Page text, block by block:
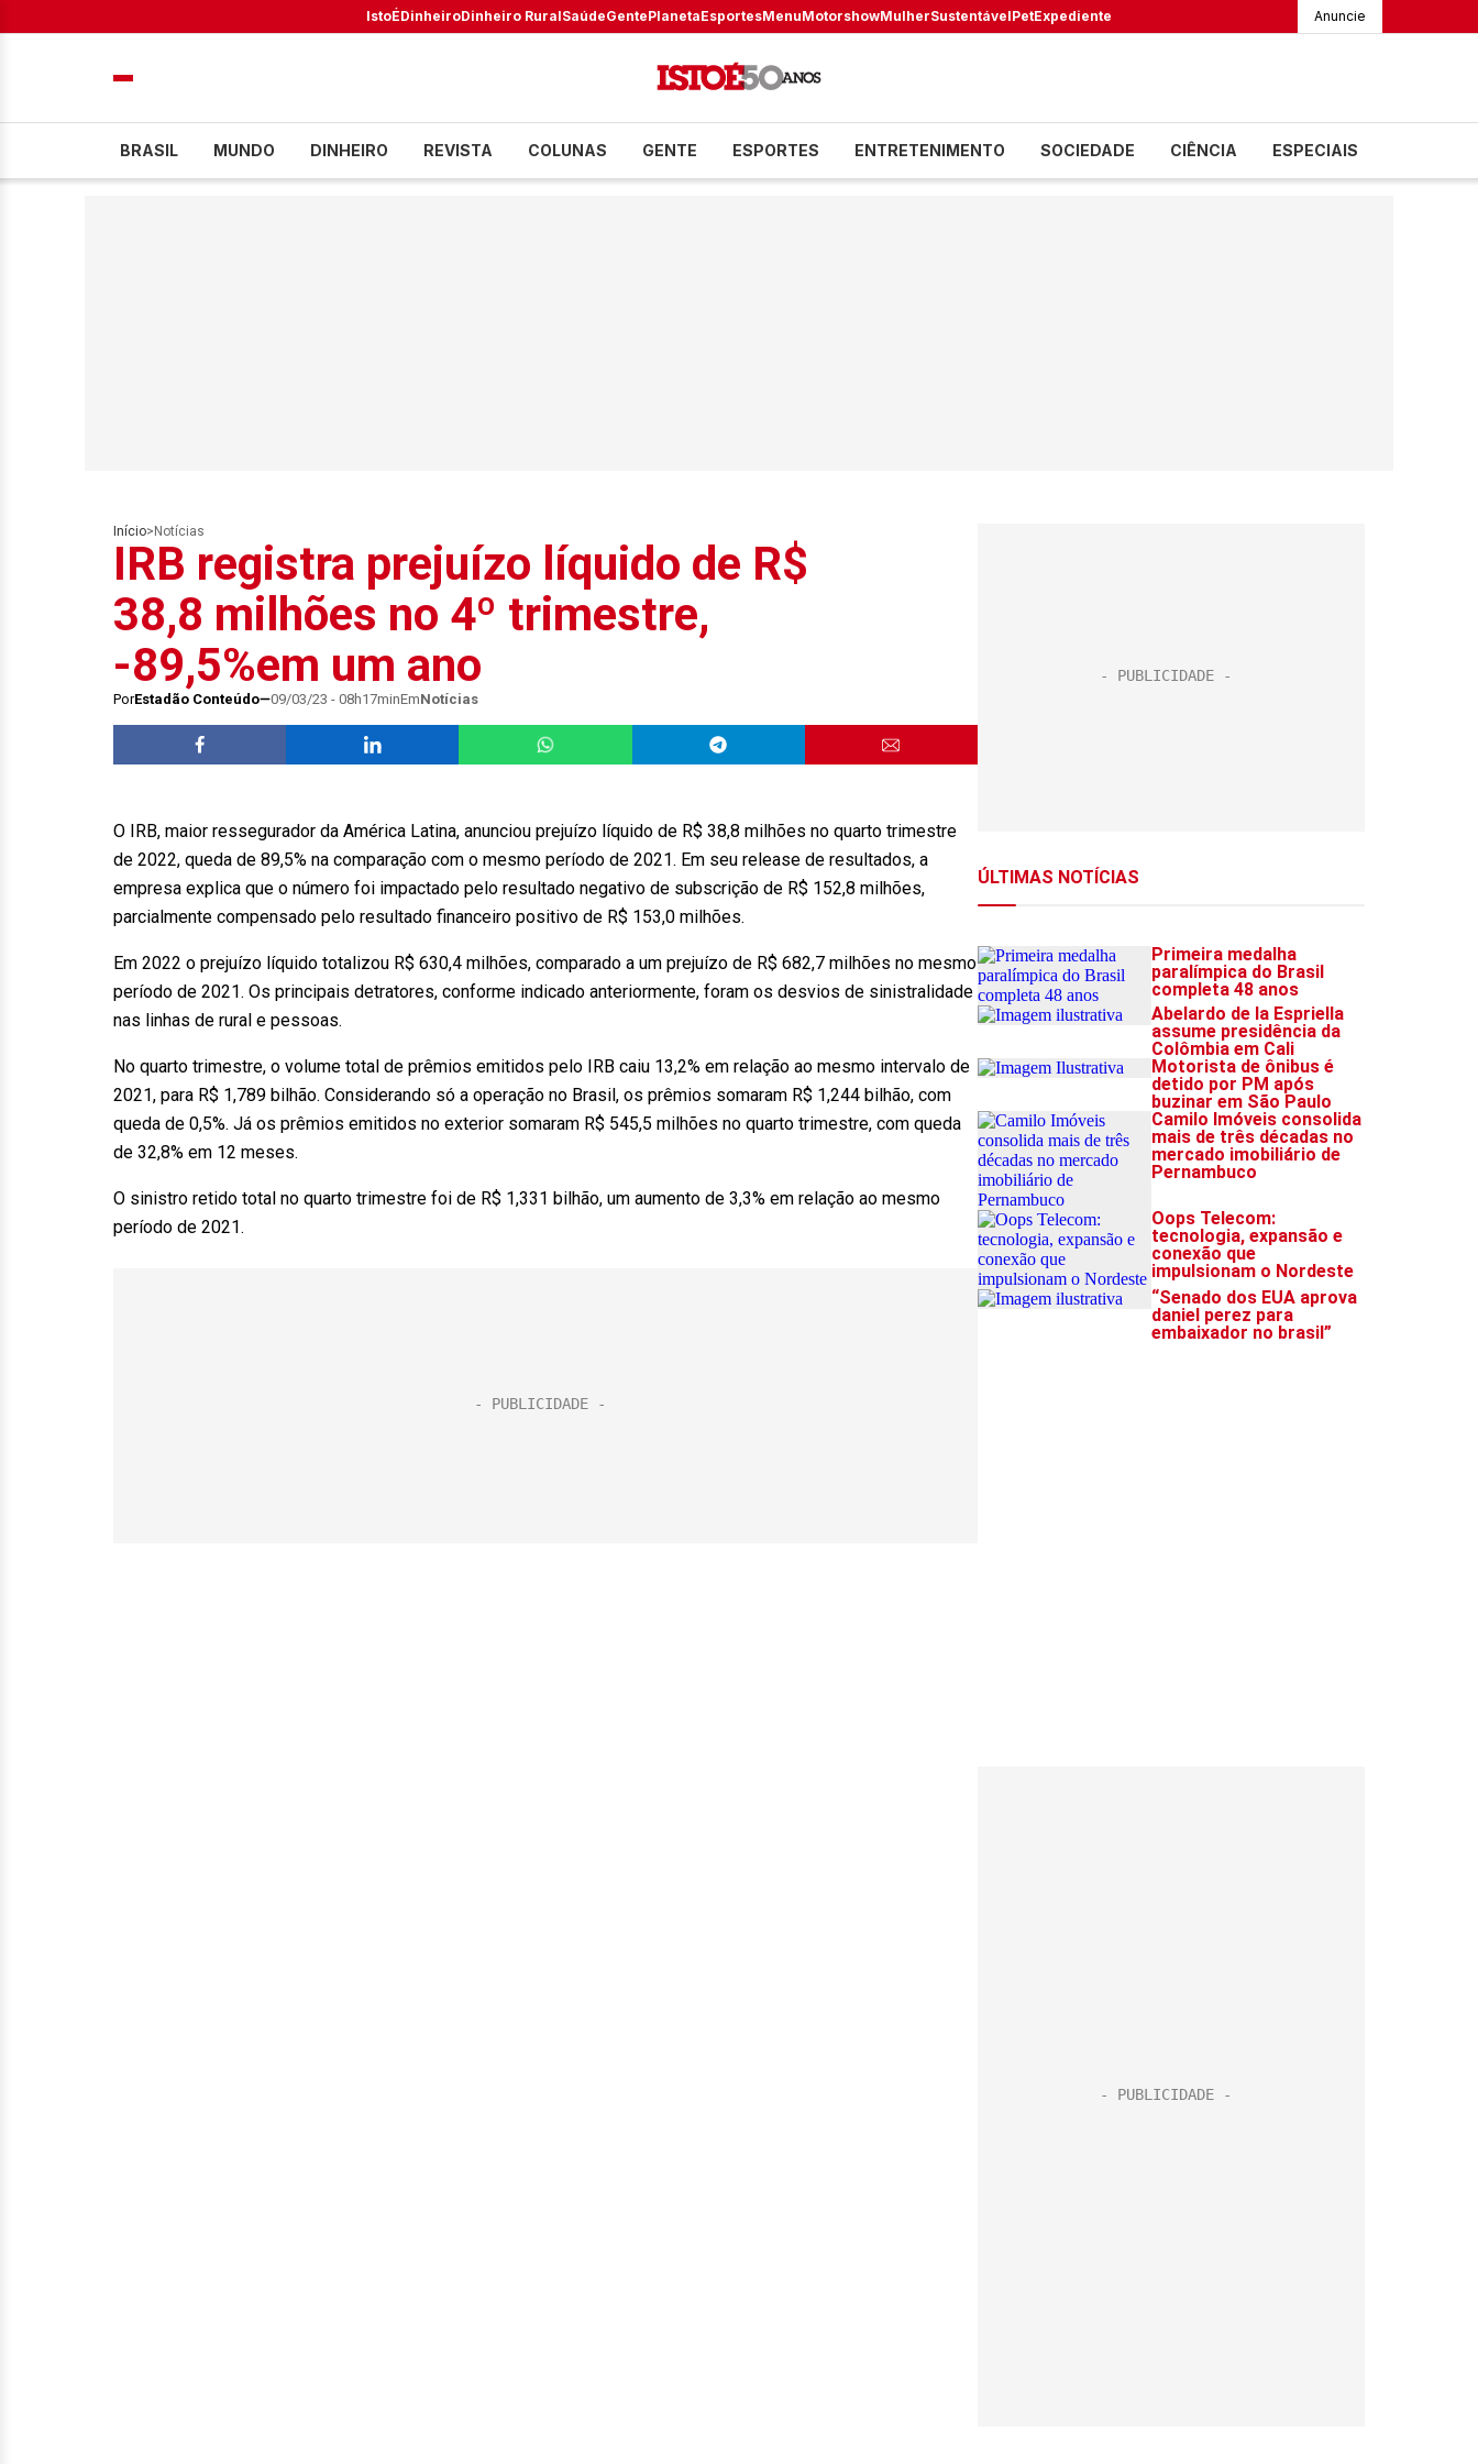
IstoÉDinheiroDinheiro RuralSaúdeGentePlanetaEsportesMenuMotorshowMulherSustentávelPetExpediente Anuncie
BRASIL MUNDO DINHEIRO REVISTA COLUNAS GENTE ESPORTES ENTRETENIMENTO SOCIEDADE CIÊNCIA ESPECIAIS
Início> Notícias
IRB registra prejuízo líquido de R$
38,8 milhões no 4º trimestre,
-89,5%em um ano
PorEstadão Conteúdo 09/03/23 - 08h17minEmNotícias
O IRB, maior ressegurador da América Latina, anunciou prejuízo líquido de R$ 38,8 milhões no quarto trimestre
de 2022, queda de 89,5% na comparação com o mesmo período de 2021. Em seu release de resultados, a
empresa explica que o número foi impactado pelo resultado negativo de subscrição de R$ 152,8 milhões,
parcialmente compensado pelo resultado financeiro positivo de R$ 153,0 milhões.
Em 2022 o prejuízo líquido totalizou R$ 630,4 milhões, comparado a um prejuízo de R$ 682,7 milhões no mesmo
período de 2021. Os principais detratores, conforme indicado anteriormente, foram os desvios de sinistralidade
nas linhas de rural e pessoas.
No quarto trimestre, o volume total de prêmios emitidos pelo IRB caiu 13,2% em relação ao mesmo intervalo de
2021, para R$ 1,789 bilhão. Considerando só a operação no Brasil, os prêmios somaram R$ 1,244 bilhão, com
queda de 0,5%. Já os prêmios emitidos no exterior somaram R$ 545,5 milhões no quarto trimestre, com queda
de 32,8% em 12 meses.
O sinistro retido total no quarto trimestre foi de R$ 1,331 bilhão, um aumento de 3,3% em relação ao mesmo
período de 2021.